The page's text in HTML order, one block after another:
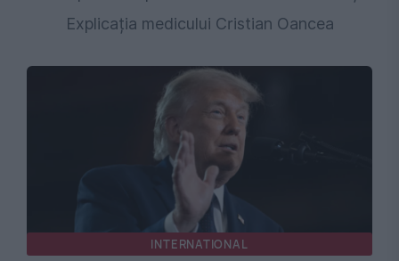
Explicația medicului Cristian Oancea
INTERNATIONAL